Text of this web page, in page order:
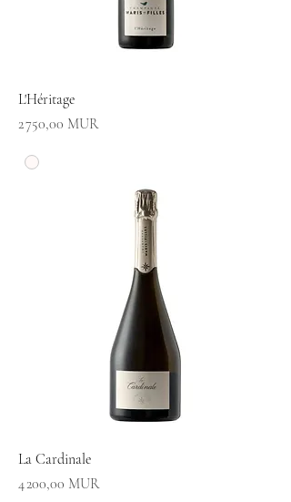
L'Héritage
Prix
2 750,00 MUR
La Cardinale
Prix
4 200,00 MUR